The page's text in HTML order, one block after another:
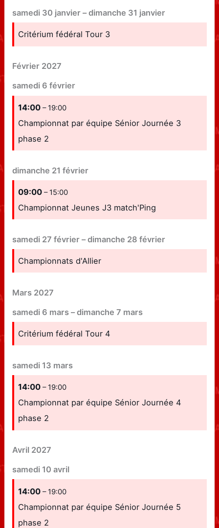
samedi 30 janvier –dimanche 31 janvier
Critérium fédéral Tour 3
Février 2027
samedi 6 février
14:00– 19:00
Championnat par équipe Sénior Journée 3
phase 2
dimanche 21 février
09:00– 15:00
Championnat Jeunes J3 match'Ping
samedi 27 février –dimanche 28 février
Championnats d'Allier
Mars 2027
samedi 6 mars –dimanche 7 mars
Critérium fédéral Tour 4
samedi 13 mars
14:00– 19:00
Championnat par équipe Sénior Journée 4
phase 2
Avril 2027
samedi 10 avril
14:00– 19:00
Championnat par équipe Sénior Journée 5
phase 2